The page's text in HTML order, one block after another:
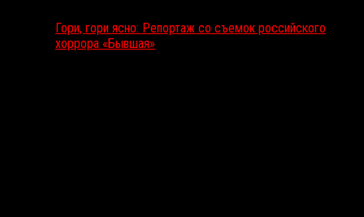
Гори, гори ясно: Репортаж со съемок российского
хоррора «Бывшая»